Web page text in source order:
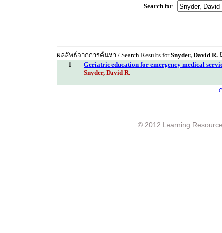
Search for
ผลลัพธ์จากการค้นหา / Search Results forSnyder, David R.
1
Geriatric education for emergency medical
Snyder, David R.
© 2012 Learning